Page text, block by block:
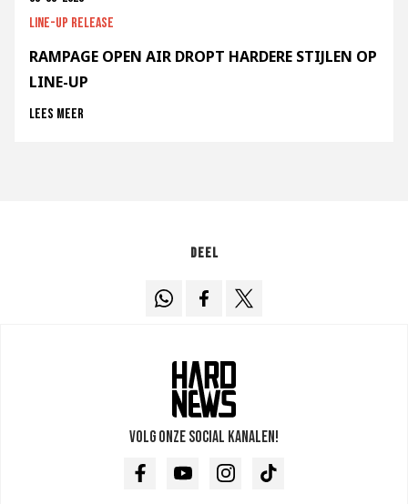
Line-up release
RAMPAGE OPEN AIR DROPT HARDERE STIJLEN OP
LINE-UP
Lees meer
Deel
Volg onze social kanalen!
FacebookYoutubeInstagramTikTok